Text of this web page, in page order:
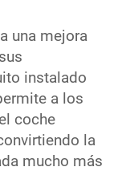
una mejora
instalado
a los
coche
la
mucho más